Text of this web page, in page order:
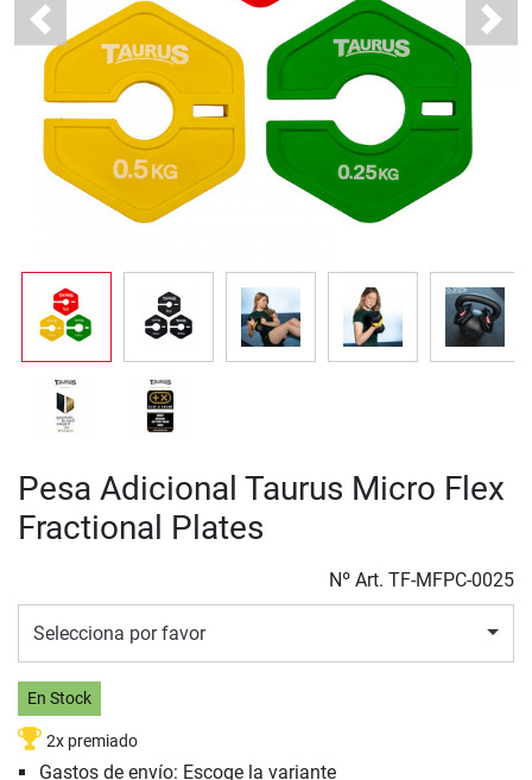
Previous Next
Pesa Adicional Taurus Micro Flex
Fractional Plates
Nº Art. TF-MFPC-0025
Selecciona por favor
En Stock
2x premiado
Gastos de envío: Escoge la variante